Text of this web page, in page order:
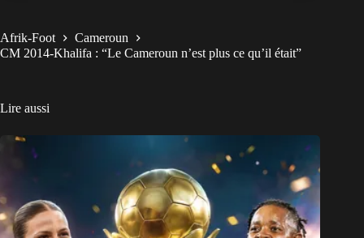
Afrik-Foot
Cameroun
CM 2014-Khalifa : “Le Cameroun n’est plus ce qu’il était”
Lire aussi